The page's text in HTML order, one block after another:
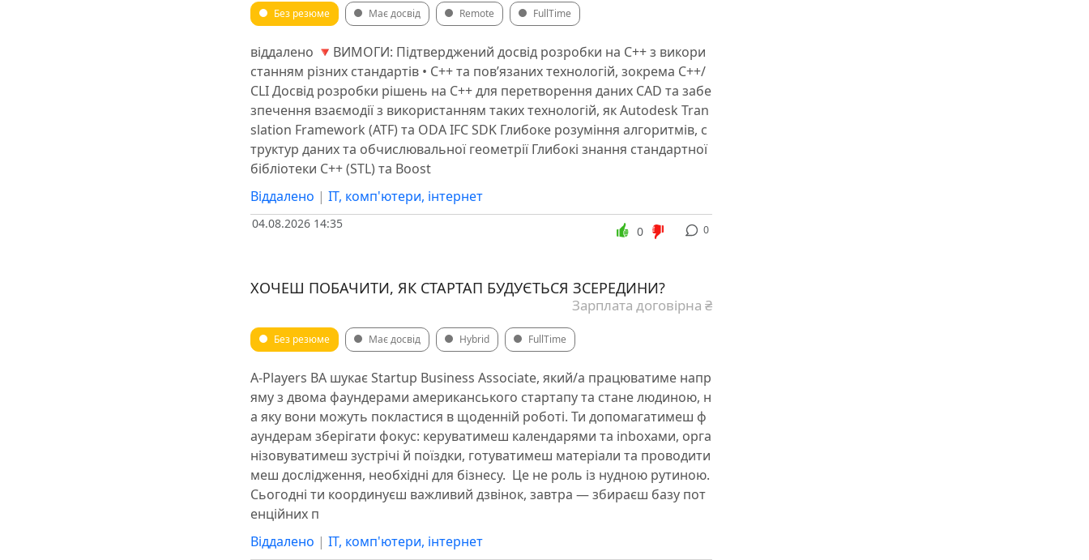
Без резюме Має досвід Remote FullTime
віддалено 🔻ВИМОГИ: Підтверджений досвід розробки на C++ з викори
станням різних стандартів • C++ та пов’язаних технологій, зокрема C++/
CLI Досвід розробки рішень на C++ для перетворення даних CAD та забе
зпечення взаємодії з використанням таких технологій, як Autodesk Tran
slation Framework (ATF) та ODA IFC SDK Глибоке розуміння алгоритмів, с
труктур даних та обчислювальної геометрії Глибокі знання стандартної
бібліотеки C++ (STL) та Boost
Віддалено | IT, комп'ютери, інтернет
04.08.2026 14:35 0
0
ХОЧЕШ ПОБАЧИТИ, ЯК СТАРТАП БУДУЄТЬСЯ ЗСЕРЕДИНИ?
Зарплата договірна ₴
Без резюме Має досвід Hybrid FullTime
A-Players BA шукає Startup Business Associate, який/а працюватиме напр
яму з двома фаундерами американського стартапу та стане людиною, н
а яку вони можуть покластися в щоденній роботі. Ти допомагатимеш ф
аундерам зберігати фокус: керуватимеш календарями та inboxами, орга
нізовуватимеш зустрічі й поїздки, готуватимеш матеріали та проводити
меш дослідження, необхідні для бізнесу. ️ Це не роль із нудною рутиною.
Сьогодні ти координуєш важливий дзвінок, завтра — збираєш базу пот
енційних п
Віддалено | IT, комп'ютери, інтернет